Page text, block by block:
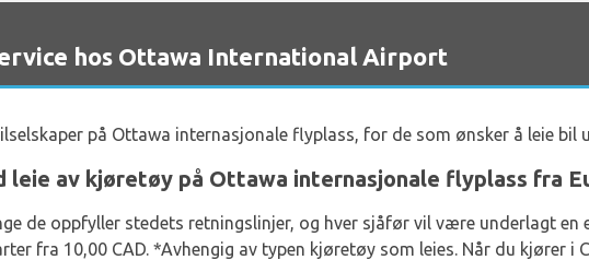
hos Ottawa International Airport
på Ottawa internasjonale flyplass, for de som ønsker å leie bil
leie av kjøretøy på Ottawa internasjonale flyplass fra
de oppfyller stedets retningslinjer, og hver sjåfør vil være underlagt en
fra 10,00 CAD. *Avhengig av typen kjøretøy som leies. Når du kjører i